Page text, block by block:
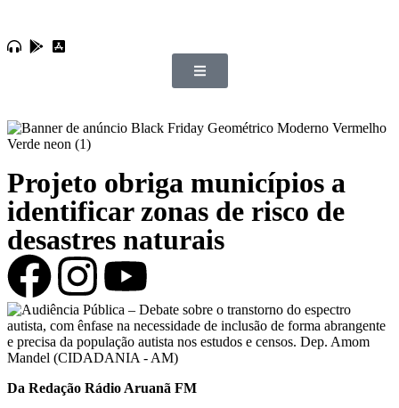
Projeto obriga municípios a
identificar zonas de risco de
desastres naturais
Da Redação Rádio Aruanã FM